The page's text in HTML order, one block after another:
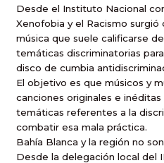
Desde el Instituto Nacional
Xenofobia y el Racismo surgió
música que suele calificarse
temáticas discriminatorias
disco de cumbia
El objetivo es que músicos y
canciones originales e
temáticas referentes a la
combatir esa mala práctica.
Bahía Blanca y la región no
Desde la delegación local del